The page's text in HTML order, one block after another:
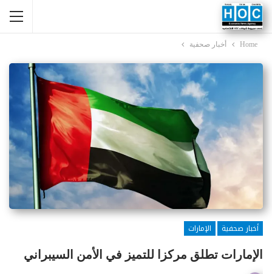
Home أخبار صحفية
أخبار صحفية
الإمارات
الإمارات تطلق مركزا للتميز في الأمن السيبراني